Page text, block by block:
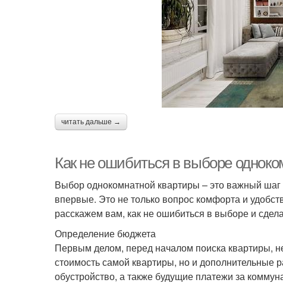
читать дальше →
Как не ошибиться в выборе
Выбор однокомнатной квартиры – это важный
впервые. Это не только вопрос комфорта и
расскажем вам, как не ошибиться в выборе и
Определение бюджета
Первым делом, перед началом поиска квартиры,
стоимость самой квартиры, но и дополнительные
обустройство, а также будущие платежи за